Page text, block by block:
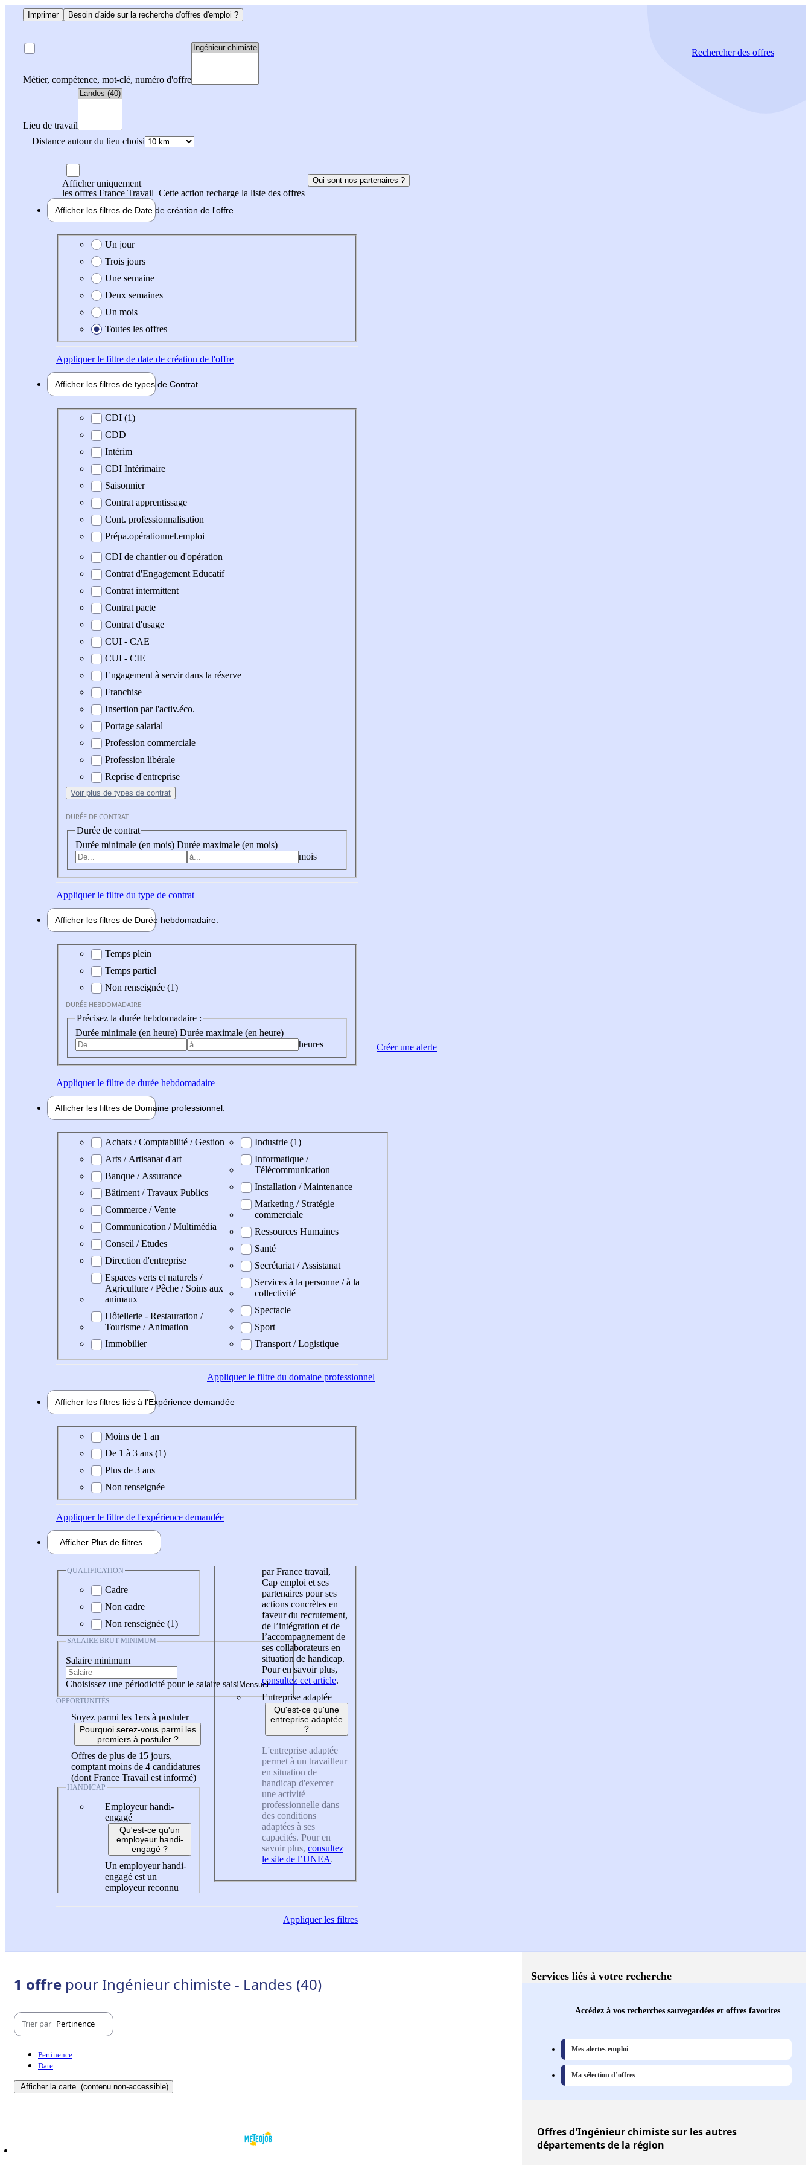
Imprimer Besoin d'aide sur la recherche d'offres d'emploi ?
Métier, compétence, mot-clé, numéro d'offre
Lieu de travail
Distance autour du lieu choisi
Rechercherdes offres
Afficher uniquement
les offres France Travail Cette action recharge la liste des offres
Qui sont nos partenaires ?
Afficher les filtres de Date de création de l'offre
Date de création de l'offre
Un jour
Trois jours
Une semaine
Deux semaines
Un mois
Toutes les offres
Appliquerle filtre de date de création de l'offre
Afficher les filtres de types de Contrat
Type de contrat
CDI (1)
CDD
Intérim
CDI Intérimaire
Saisonnier
Contrat apprentissage
Cont. professionnalisation
Prépa.opérationnel.emploi
CDI de chantier ou d'opération
Contrat d'Engagement Educatif
Contrat intermittent
Contrat pacte
Contrat d'usage
CUI - CAE
CUI - CIE
Engagement à servir dans la réserve
Franchise
Insertion par l'activ.éco.
Portage salarial
Profession commerciale
Profession libérale
Reprise d'entreprise
Voir plus de types de contrat
DURÉE DE CONTRAT
Durée de contrat
Durée minimale (en mois) Durée maximale (en mois)
mois
Appliquerle filtre du type de contrat
Afficher les filtres de Durée hebdomadaire
Durée hebdomadaire
Temps plein
Temps partiel
Non renseignée (1)
DURÉE HEBDOMADAIRE
Précisez la durée hebdomadaire :
Durée minimale (en heure) Durée maximale (en heure)
heures
Appliquerle filtre de durée hebdomadaire
Afficher les filtres de Domaine professionnel
Domaine professionel
Achats / Comptabilité / Gestion
Arts / Artisanat d'art
Banque / Assurance
Bâtiment / Travaux Publics
Commerce / Vente
Communication / Multimédia
Conseil / Etudes
Direction d'entreprise
Espaces verts et naturels /
Agriculture / Pêche / Soins aux
animaux
Hôtellerie - Restauration /
Tourisme / Animation
Immobilier
Industrie (1)
Informatique /
Télécommunication
Installation / Maintenance
Marketing / Stratégie
commerciale
Ressources Humaines
Santé
Secrétariat / Assistanat
Services à la personne / à la
collectivité
Spectacle
Sport
Transport / Logistique
Appliquerle filtre du domaine professionnel
Afficher les filtres liés à l'Expérience demandée
Expérience demandée
Moins de 1 an
De 1 à 3 ans (1)
Plus de 3 ans
Non renseignée
Appliquerle filtre de l'expérience demandée
Afficher Plus de filtres
QUALIFICATION
Cadre
Non cadre
Non renseignée (1)
SALAIRE BRUT MINIMUM
Salaire minimum
Choisissez une périodicité pour le salaire saisi
OPPORTUNITÉS
Soyez parmi les 1ers à postuler
Pourquoi serez-vous parmi les
premiers à postuler ?
Offres de plus de 15 jours,
comptant moins de 4 candidatures
(dont France Travail est informé)
HANDICAP
Employeur handi-
engagé
Qu'est-ce qu'un
employeur handi-
engagé ?
Un employeur handi-
engagé est un
employeur reconnu
par France travail,
Cap emploi et ses
partenaires pour ses
actions concrètes en
faveur du recrutement,
de l’intégration et de
l’accompagnement de
ses collaborateurs en
situation de handicap.
Pour en savoir plus,
consultez cet article.
Entreprise adaptée
Qu'est-ce qu'une
entreprise adaptée
?
L'entreprise adaptée
permet à un travailleur
en situation de
handicap d'exercer
une activité
professionnelle dans
des conditions
adaptées à ses
capacités. Pour en
savoir plus, consultez
le site de l’UNEA.
Appliquerles filtres
Créer une alerte
1 offre pour Ingénieur chimiste - Landes (40)
Trier par Pertinence
Pertinence
Date
Afficher la carte (contenu non-accessible)
Services liés à votre recherche
Accédez à vos recherches sauvegardées et offres favorites
Mes alertes emploi
Ma sélection d’offres
Offresd'Ingénieur chimiste sur les autres
départements de la région